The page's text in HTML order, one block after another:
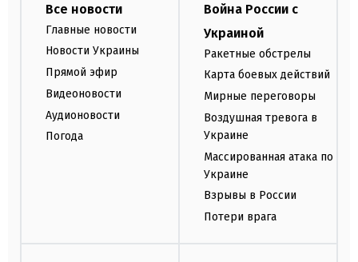
Все новости
Главные новости
Новости Украины
Прямой эфир
Видеоновости
Аудионовости
Погода
Война России с
Украиной
Ракетные обстрелы
Карта боевых действий
Мирные переговоры
Воздушная тревога в
Украине
Массированная атака по
Украине
Взрывы в России
Потери врага